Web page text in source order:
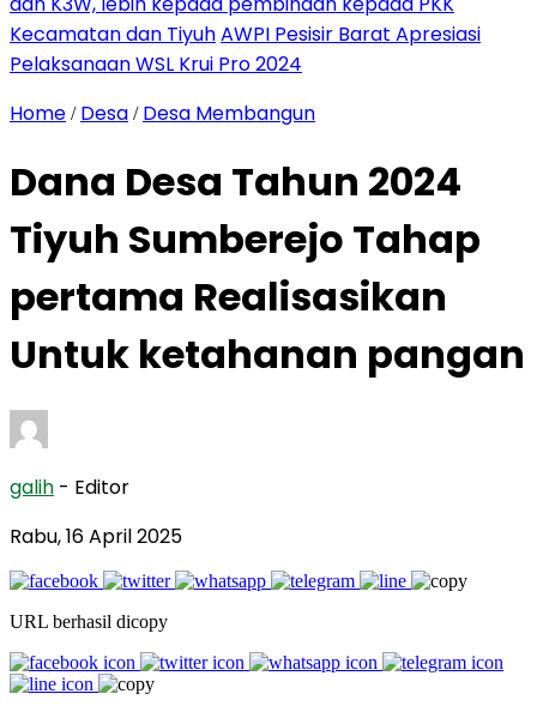
Kecamatan dan TiyuhAWPI Pesisir Barat Apresiasi
Pelaksanaan WSL Krui Pro 2024
Home / Desa / Desa Membangun
Dana Desa Tahun 2024
Tiyuh Sumberejo Tahap
pertama Realisasikan
Untuk ketahanan pangan
galih - Editor
Rabu, 16 April 2025
URL berhasil dicopy